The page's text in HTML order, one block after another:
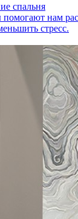
спальня
нам
стресс.